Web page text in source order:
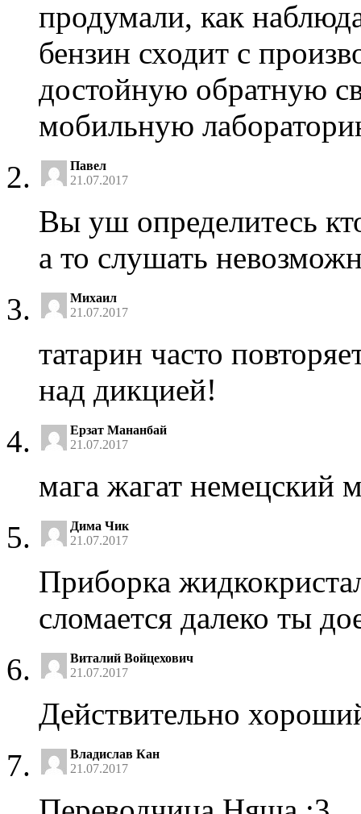
продумали, как
бензин сходит с
достойную обратную
мобильную
Павел
21.07.2017
Вы уш определитесь
а то слушать
Михаил
21.07.2017
татарин часто
над дикцией!
Ерзат Мананбай
21.07.2017
мага жагат немецский
Дима Чик
21.07.2017
Приборка
сломается далеко ты
Виталий Войцехович
21.07.2017
Действительно
Владислав Кан
21.07.2017